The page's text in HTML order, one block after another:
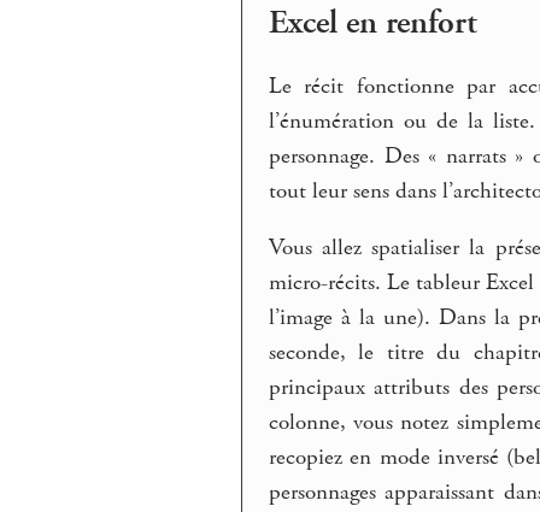
Excel en renfort
Le récit fonctionne par
l’énumération ou de la
personnage. Des « narrats
tout leur sens dans
Vous allez spatialiser la
micro-récits. Le tableur
l’image à la une). Dans la
seconde, le titre du
principaux attributs des
colonne, vous notez
recopiez en mode inversé
personnages apparaissant